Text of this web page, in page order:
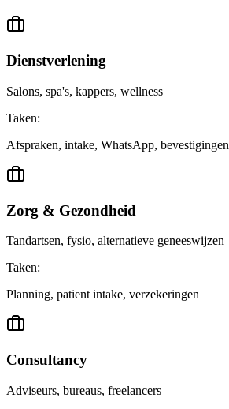
Dienstverlening
Salons, spa's, kappers, wellness
Taken:
Afspraken, intake, WhatsApp, bevestigingen
Zorg & Gezondheid
Tandartsen, fysio, alternatieve geneeswijzen
Taken:
Planning, patient intake, verzekeringen
Consultancy
Adviseurs, bureaus, freelancers